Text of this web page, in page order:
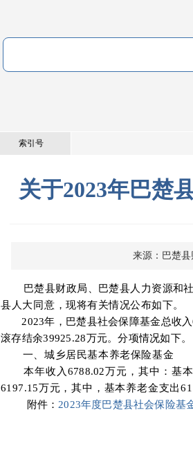
索引号
关于2023年巴楚
来源：巴楚县
巴楚县财政局、巴楚县人力资源和
县人大同意，现将有关情况公布如下。
2023年，巴楚县社会保障基金总收入
滚存结余39925.28万元。分项情况如下。
一、城乡居民基本养老保险基金
本年收入 6788.02万元，其中：基
6197.15万元，其中，基本养老金支出
附件： 2023年度巴楚县社会保险基